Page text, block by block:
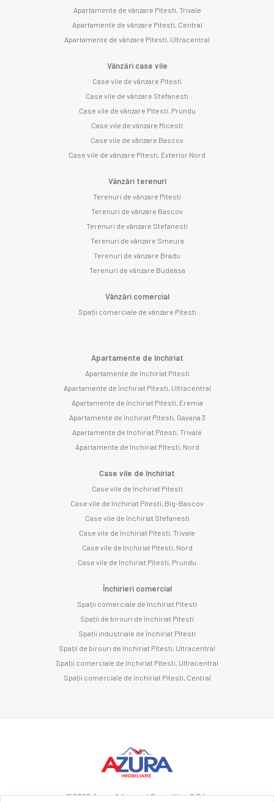
Apartamente de vânzare Pitesti, Trivale
Apartamente de vânzare Pitesti, Central
Apartamente de vânzare Pitesti, Ultracentral
Vânzări case vile
Case vile de vânzare Pitesti
Case vile de vânzare Stefanesti
Case vile de vânzare Pitesti, Prundu
Case vile de vânzare Micesti
Case vile de vânzare Bascov
Case vile de vânzare Pitesti, Exterior Nord
Vânzări terenuri
Terenuri de vânzare Pitesti
Terenuri de vânzare Bascov
Terenuri de vânzare Stefanesti
Terenuri de vânzare Smeura
Terenuri de vânzare Bradu
Terenuri de vânzare Budeasa
Vânzări comercial
Spații comerciale de vânzare Pitesti
Apartamente de închiriat
Apartamente de închiriat Pitesti
Apartamente de închiriat Pitesti, Ultracentral
Apartamente de închiriat Pitesti, Eremia
Apartamente de închiriat Pitesti, Gavana 3
Apartamente de închiriat Pitesti, Trivale
Apartamente de închiriat Pitesti, Nord
Case vile de închiriat
Case vile de închiriat Pitesti
Case vile de închiriat Pitesti, Big-Bascov
Case vile de închiriat Stefanesti
Case vile de închiriat Pitesti, Trivale
Case vile de închiriat Pitesti, Nord
Case vile de închiriat Pitesti, Prundu
Închirieri comercial
Spații comerciale de închiriat Pitesti
Spații de birouri de închiriat Pitesti
Spații industriale de închiriat Pitesti
Spații de birouri de închiriat Pitesti, Ultracentral
Spații comerciale de închiriat Pitesti, Ultracentral
Spații comerciale de închiriat Pitesti, Central
©2026Azura Advanced Consulting S.R.L.